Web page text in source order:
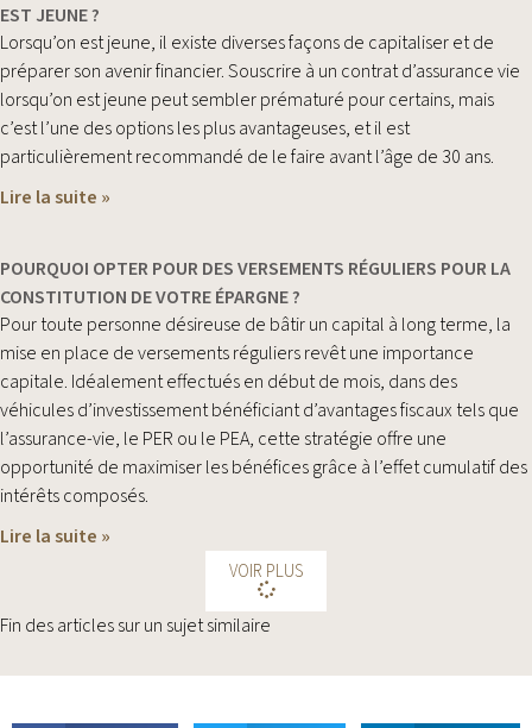
EST JEUNE ?
Lorsqu’on est jeune, il existe diverses façons de capitaliser et de
préparer son avenir financier. Souscrire à un contrat d’assurance vie
lorsqu’on est jeune peut sembler prématuré pour certains, mais
c’est l’une des options les plus avantageuses, et il est
particulièrement recommandé de le faire avant l’âge de 30 ans.
Lire la suite »
POURQUOI OPTER POUR DES VERSEMENTS RÉGULIERS POUR LA
CONSTITUTION DE VOTRE ÉPARGNE ?
Pour toute personne désireuse de bâtir un capital à long terme, la
mise en place de versements réguliers revêt une importance
capitale. Idéalement effectués en début de mois, dans des
véhicules d’investissement bénéficiant d’avantages fiscaux tels que
l’assurance-vie, le PER ou le PEA, cette stratégie offre une
opportunité de maximiser les bénéfices grâce à l’effet cumulatif des
intérêts composés.
Lire la suite »
VOIR PLUS
Fin des articles sur un sujet similaire